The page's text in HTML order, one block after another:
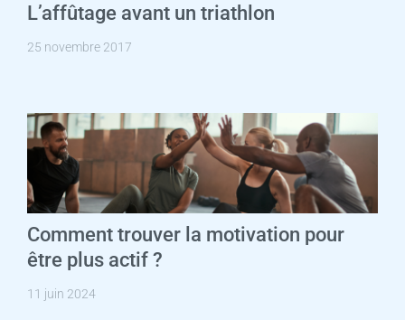
L’affûtage avant un triathlon
25 novembre 2017
Comment trouver la motivation pour
être plus actif ?
11 juin 2024